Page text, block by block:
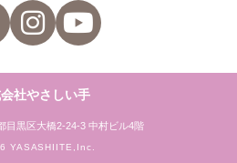
社やさしい手
目黒区大橋2-24-3 中村ビル4階
YASASHIITE,Inc.